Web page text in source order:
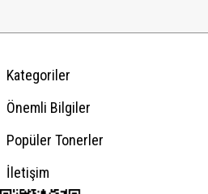
Kategoriler
Önemli Bilgiler
Popüler Tonerler
İletişim